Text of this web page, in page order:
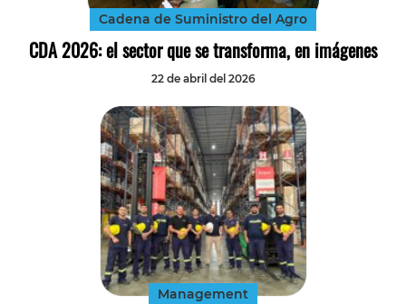
Cadena de Suministro del Agro
CDA 2026: el sector que se transforma, en imágenes
22 de abril del 2026
Management